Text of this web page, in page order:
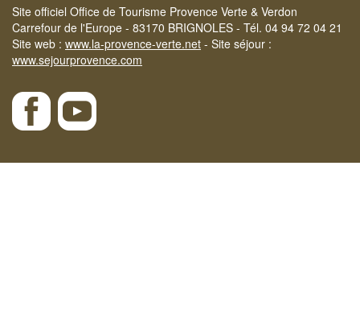
Site officiel Office de Tourisme Provence Verte & Verdon
Carrefour de l'Europe - 83170 BRIGNOLES - Tél. 04 94 72 04 21
Site web : www.la-provence-verte.net - Site séjour :
www.sejourprovence.com